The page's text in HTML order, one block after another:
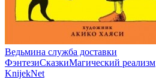
Ведьмина служба доставки
ФэнтезиСказкиМагический реализм
KnijekNet